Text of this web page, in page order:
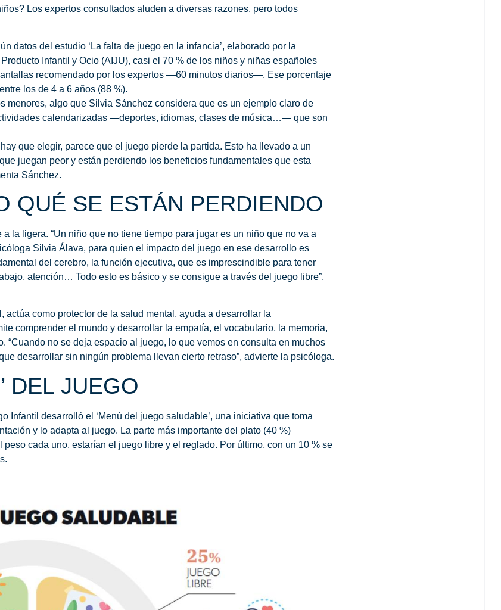
Los expertos consultados aluden a diversas razones, pero todos
datos del estudio ‘La falta de juego en la infancia’, elaborado por la
Infantil y Ocio (AIJU), casi el 70 % de los niños y niñas españoles
recomendado por los expertos —60 minutos diarios—. Ese porcentaje
los de 4 a 6 años (88 %).
menores, algo que Silvia Sánchez considera que es un ejemplo claro de
calendarizadas—deportes, idiomas, clases de música…— que son
que elegir, parece que el juego pierde la partida. Esto ha llevado a un
juegan peor y están perdiendo los beneficios fundamentales que esta
Sánchez.
QUÉ SE ESTÁN PERDIENDO
la ligera. “Un niño que no tiene tiempo para jugar es un niño que no va a
Silvia Álava, para quien el impacto del juego en ese desarrollo es
del cerebro, la función ejecutiva, que es imprescindible para tener
atención… Todo esto es básico y se consigue a través del juego libre”,
actúa como protector de la salud mental, ayuda a desarrollar la
comprender el mundo y desarrollar la empatía, el vocabulario, la memoria,
“Cuando no se deja espacio al juego, lo que vemos en consulta en muchos
desarrollar sin ningún problema llevan cierto retraso”, advierte la psicóloga.
DEL JUEGO
Infantil desarrolló el ‘Menú del juego saludable’, una iniciativa que toma
y lo adapta al juego. La parte más importante del plato (40 %)
cada uno, estarían el juego libre y el reglado. Por último, con un 10 % se